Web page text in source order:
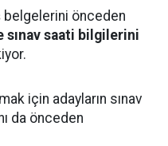
belgelerini önceden
sınav saati bilgilerini
için adayların sınav
da önceden